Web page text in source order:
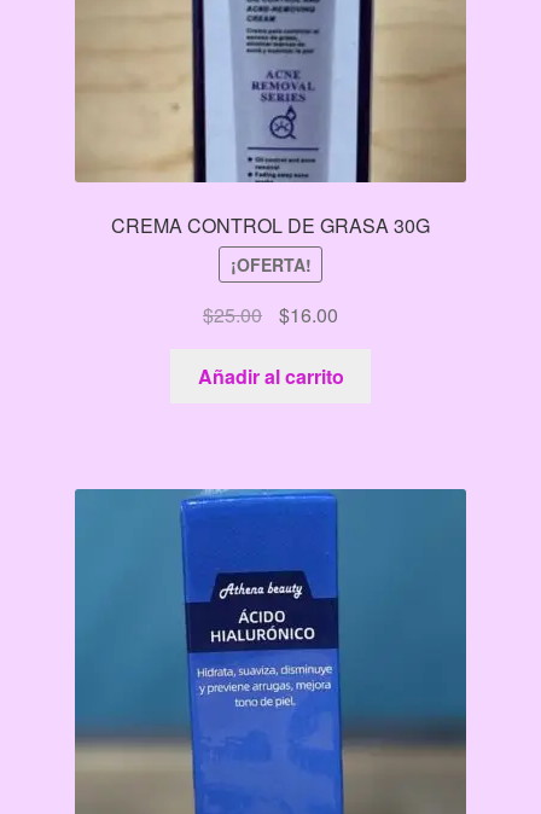
CREMA CONTROL DE GRASA 30G
¡OFERTA!
$25.00
El
precio
original
era:
$16.00El
precio
actual
es:
Añadir al carrito